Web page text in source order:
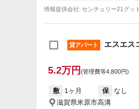
情報提供会社: センチュリー21グッ
貸アパート エスエス
5.2万円 (管理費等4,800円)
敷 1ヶ月 保 なし
滋賀県米原市高溝